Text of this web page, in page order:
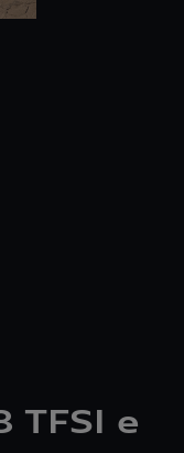
TFSI e